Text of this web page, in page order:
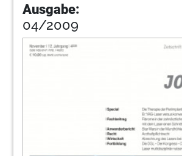
Ausgabe:
04/2009